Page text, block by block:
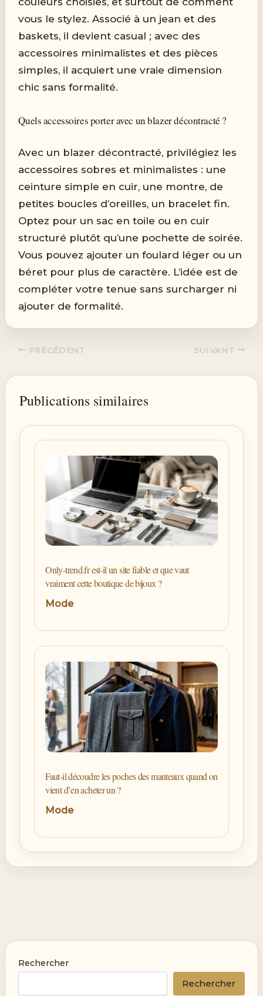
vous le stylez. Associé à un jean et des
baskets, il devient casual ; avec des
accessoires minimalistes et des pièces
simples, il acquiert une vraie dimension
chic sans formalité.
Quels accessoires porter avec un blazer décontracté ?
Avec un blazer décontracté, privilégiez les
accessoires sobres et minimalistes : une
ceinture simple en cuir, une montre, de
petites boucles d’oreilles, un bracelet fin.
Optez pour un sac en toile ou en cuir
structuré plutôt qu’une pochette de soirée.
Vous pouvez ajouter un foulard léger ou un
béret pour plus de caractère. L’idée est de
compléter votre tenue sans surcharger ni
ajouter de formalité.
PRÉCÉDENT SUIVANT
Publications similaires
Only-trend.fr est-il un site fiable et que vaut
vraiment cette boutique de bijoux ?
Mode
Faut-il découdre les poches des manteaux quand on
vient d’en acheter un ?
Mode
Rechercher
Rechercher